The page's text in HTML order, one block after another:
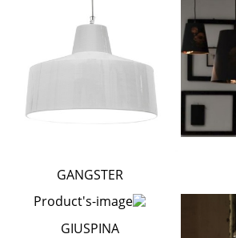
GANGSTER
GIUSPINA